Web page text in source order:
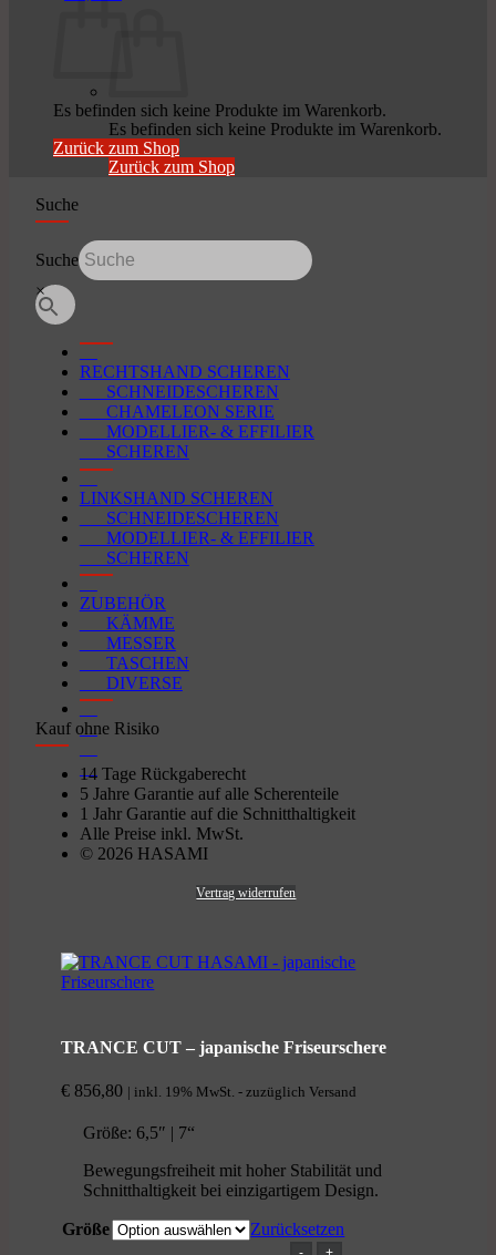
Es befinden sich keine Produkte im Warenkorb.
Zurück zum Shop
Es befinden sich keine Produkte im Warenkorb.
Zurück zum Shop
Suche
Suche
×
RECHTSHAND SCHEREN
SCHNEIDESCHEREN
CHAMELEON SERIE
MODELLIER- & EFFILIER
SCHEREN
LINKSHAND SCHEREN
SCHNEIDESCHEREN
MODELLIER- & EFFILIER
SCHEREN
ZUBEHÖR
KÄMME
MESSER
TASCHEN
DIVERSE
Kauf ohne Risiko
14 Tage Rückgaberecht
5 Jahre Garantie auf alle Scherenteile
1 Jahr Garantie auf die Schnitthaltigkeit
Alle Preise inkl. MwSt.
© 2026 HASAMI
Vertrag widerrufen
TRANCE CUT – japanische Friseurschere
€ 856,80 | inkl. 19% MwSt. - zuzüglich Versand
Größe: 6,5″ | 7“
Bewegungsfreiheit mit hoher Stabilität und
Schnitthaltigkeit bei einzigartigem Design.
Größe Zurücksetzen
TRANCE